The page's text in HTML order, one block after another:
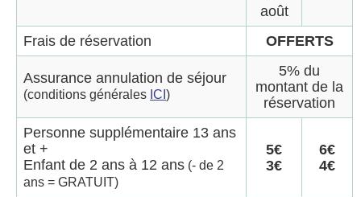
août
Frais de réservation OFFERTS
Assurance annulation de séjour
(conditions générales ICI )
5% du
montant de la
réservation
Personne supplémentaire 13 ans
et +
Enfant de 2 ans à 12 ans (- de 2
ans = GRATUIT)
5€
3€
6€
4€